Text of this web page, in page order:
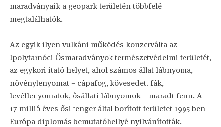
maradványaik a geopark területén többfelé
megtalálhatók.
Az egyik ilyen vulkáni működés konzerválta az
Ipolytarnóci Ősmaradványok természetvédelmi területét,
az egykori itató helyet, ahol számos állat lábnyoma,
növénylenyomat – cápafog, kövesedett fák,
levéllenyomatok, ősállati lábnyomok – maradt fenn. A
17 millió éves ősi tenger által borított területet 1995-ben
Európa-diplomás bemutatóhellyé nyilvánították.